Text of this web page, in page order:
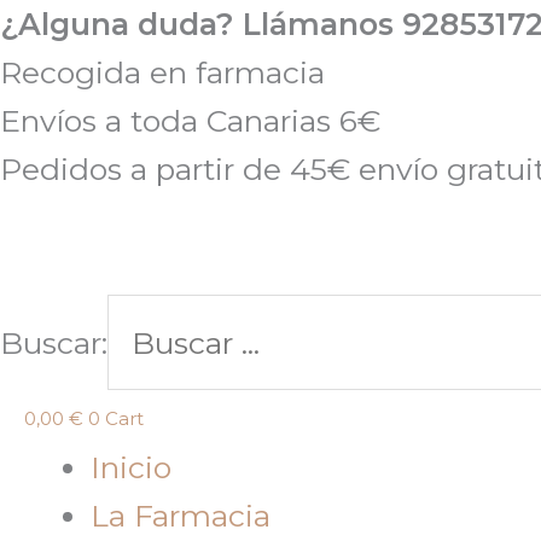
Ir
al
contenido
¿Alguna duda? Llámanos
Recogida en farmacia
Envíos a toda Canarias 6€
Pedidos a partir de 45€ envío
Buscar:
0,00 € 0 Cart
Inicio
La Farmacia